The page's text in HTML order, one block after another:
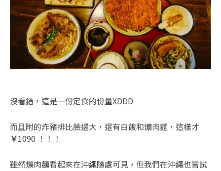
沒看錯，這是一份定食的份量XDDD
而且附的炸豬排比臉還大，還有白飯和爌肉麵，這樣才
￥1090 ！！！
雖然爌肉麵看起來在沖繩隨處可見，但我們在沖繩也嘗試